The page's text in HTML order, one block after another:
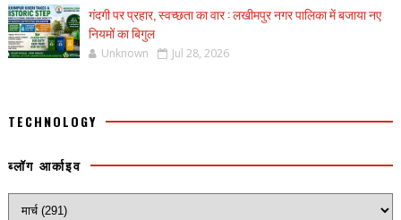
गंदगी पर प्रहार, स्वच्छता का वार : लखीमपुर नगर पालिका में बजाया नए
नियमों का बिगुल
Unknown Jul 28, 2026
TECHNOLOGY
ब्लॉग आर्काइव